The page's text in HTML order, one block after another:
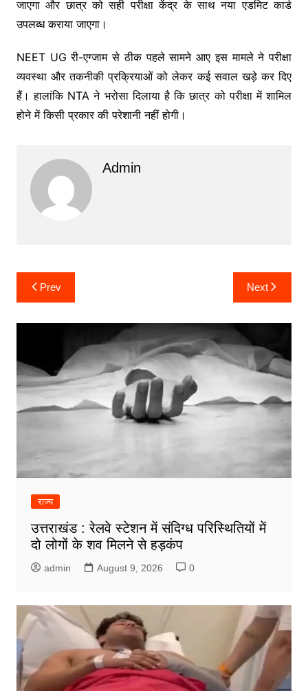
जाएगा और छात्र को सही परीक्षा केंद्र के साथ नया एडमिट कार्ड
उपलब्ध कराया जाएगा।
NEET UG री-एग्जाम से ठीक पहले सामने आए इस मामले ने परीक्षा
व्यवस्था और तकनीकी प्रक्रियाओं को लेकर कई सवाल खड़े कर दिए
हैं। हालांकि NTA ने भरोसा दिलाया है कि छात्र को परीक्षा में शामिल
होने में किसी प्रकार की परेशानी नहीं होगी।
Admin
Post
navigation
Prev Next
राज्य
उत्तराखंड : रेलवे स्टेशन में संदिग्ध परिस्थितियों में
दो लोगों के शव मिलने से हड़कंप
admin August 9, 2026 0